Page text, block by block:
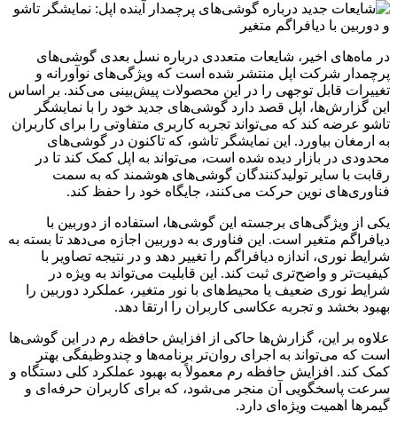
در ماه‌های اخیر، شایعات متعددی درباره نسل بعدی گوشی‌های
پرچمدار شرکت اپل منتشر شده است که ویژگی‌های نوآورانه و
تغییرات قابل توجهی را در این محصولات پیش‌بینی می‌کند. بر اساس
این گزارش‌ها، اپل قصد دارد گوشی‌های جدید خود را با نمایشگر
تاشو عرضه کند که می‌تواند تجربه کاربری متفاوتی را برای کاربران
به ارمغان بیاورد. این نمایشگر تاشو، که تاکنون در گوشی‌های
محدودی در بازار دیده شده است، می‌تواند به اپل کمک کند تا در
رقابت با سایر تولیدکنندگان گوشی‌های هوشمند که به سمت
فناوری‌های نوین حرکت می‌کنند، جایگاه خود را حفظ کند.
یکی از ویژگی‌های برجسته این گوشی‌ها، استفاده از دوربین با
دیافراگم متغیر است. این فناوری به دوربین اجازه می‌دهد تا بسته به
شرایط نوری، اندازه دیافراگم را تغییر دهد و در نتیجه تصاویر با
کیفیت‌تر و واضح‌تری ثبت کند. این قابلیت می‌تواند به ویژه در
شرایط نوری ضعیف یا محیط‌های با نور متغیر، عملکرد دوربین را
بهبود بخشد و تجربه عکاسی کاربران را ارتقا دهد.
علاوه بر این، گزارش‌ها حاکی از افزایش حافظه رم در این گوشی‌ها
است که می‌تواند به اجرای روان‌تر برنامه‌ها و چندوظیفگی بهتر
کمک کند. افزایش حافظه رم معمولاً به بهبود عملکرد کلی دستگاه و
سرعت پاسخگویی آن منجر می‌شود، که برای کاربران حرفه‌ای و
گیمرها اهمیت ویژه‌ای دارد.